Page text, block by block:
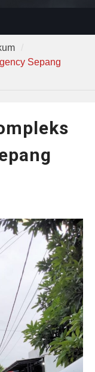
Sepang